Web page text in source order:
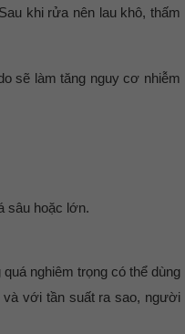
khi rửa nên lau khô, thấm
sẽ làm tăng nguy cơ nhiễm
sâu hoặc lớn.
nghiêm trọng có thể dùng
và với tần suất ra sao, người